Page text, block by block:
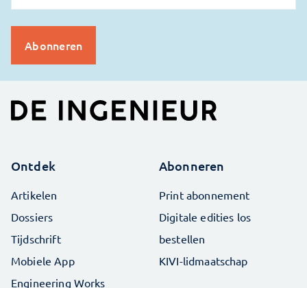
Ontdek
Artikelen
Dossiers
Tijdschrift
Mobiele App
Engineering Works
Abonneren
Print abonnement
Digitale edities los
bestellen
KIVI-lidmaatschap